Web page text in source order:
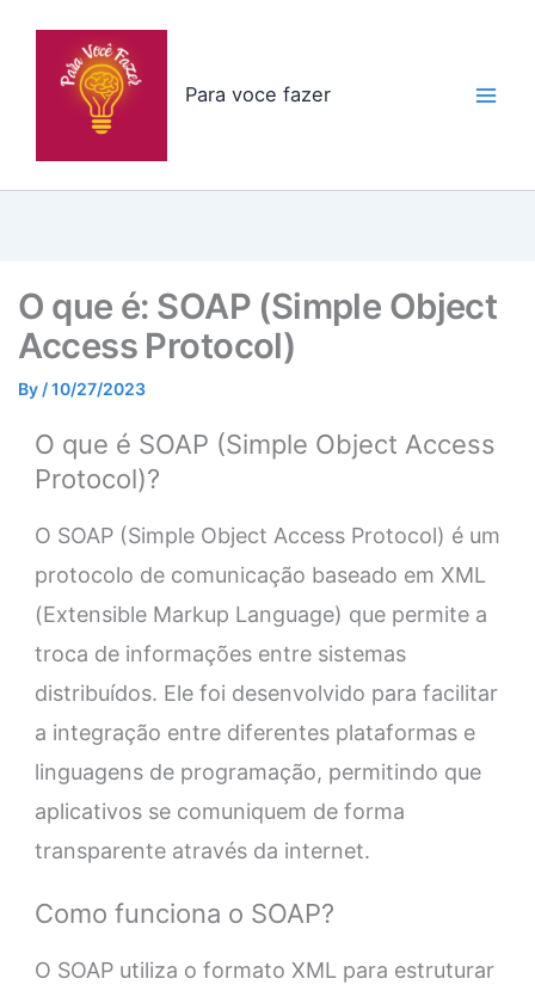
Para voce fazer
O que é: SOAP (Simple Object
Access Protocol)
By /10/27/2023
O que é SOAP (Simple Object Access
Protocol)?
O SOAP (Simple Object Access Protocol) é um
protocolo de comunicação baseado em XML
(Extensible Markup Language) que permite a
troca de informações entre sistemas
distribuídos. Ele foi desenvolvido para facilitar
a integração entre diferentes plataformas e
linguagens de programação, permitindo que
aplicativos se comuniquem de forma
transparente através da internet.
Como funciona o SOAP?
O SOAP utiliza o formato XML para estruturar